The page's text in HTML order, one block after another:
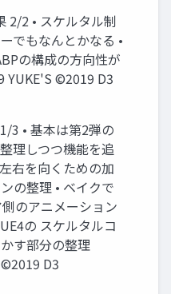
2/2 • スケルタル制
でもなんとかなる •
の構成の方向性が
YUKE'S ©2019 D3
3 • 基本は第2弾の
理しつつ機能を追
右を向くための加
の整理 • ベイクで
のアニメーション
の スケルタルコ
す部分の整理
D3